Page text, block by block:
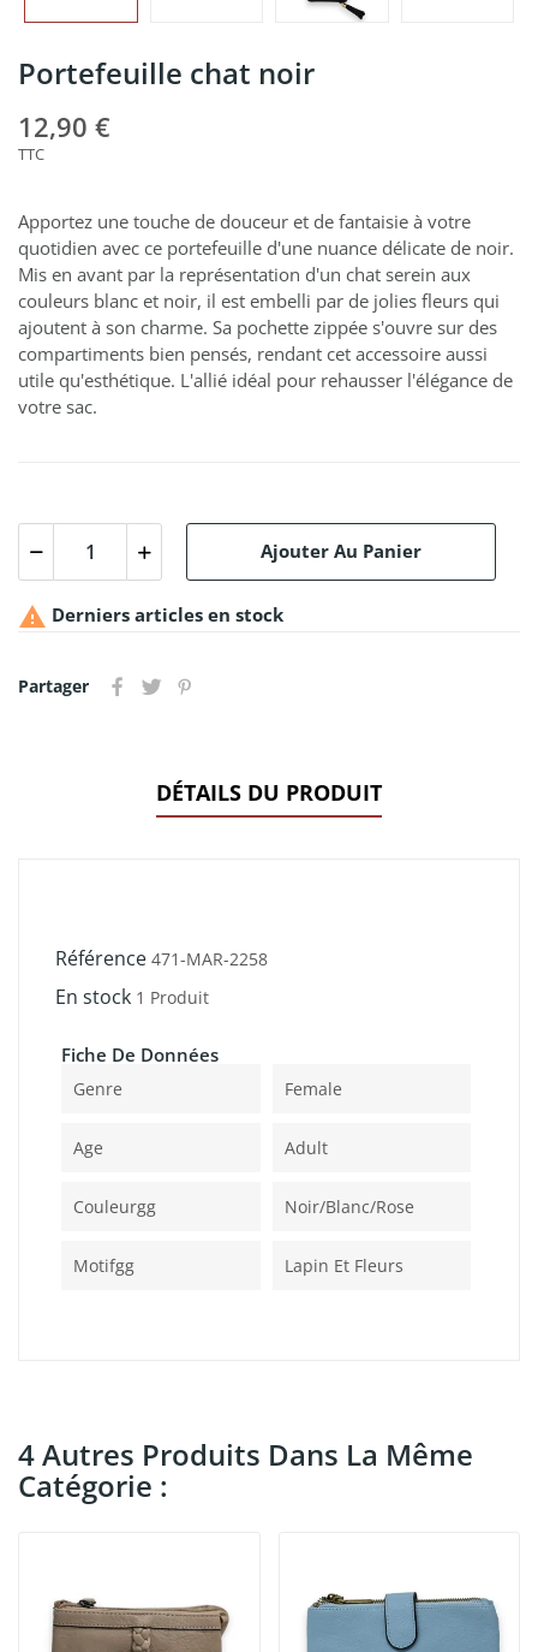
Portefeuille chat noir
12,90 €
TTC
Apportez une touche de douceur et de fantaisie à votre
quotidien avec ce portefeuille d'une nuance délicate de noir.
Mis en avant par la représentation d'un chat serein aux
couleurs blanc et noir, il est embelli par de jolies fleurs qui
ajoutent à son charme. Sa pochette zippée s'ouvre sur des
compartiments bien pensés, rendant cet accessoire aussi
utile qu'esthétique. L'allié idéal pour rehausser l'élégance de
votre sac.
Ajouter Au Panier
 Derniers articles en stock
Partager
DÉTAILS DU PRODUIT
Référence 471-MAR-2258
En stock 1 Produit
Fiche De Données
Genre Female
Age Adult
Couleurgg Noir/blanc/rose
Motifgg Lapin Et Fleurs
4 Autres Produits Dans La Même
Catégorie :